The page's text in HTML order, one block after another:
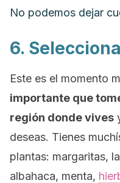
No podemos dejar
6.
Este es el momento
importante que
región donde vives
deseas. Tienes
plantas: margaritas,
albahaca, menta,